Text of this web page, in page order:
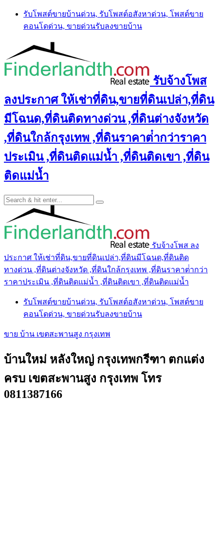
Skip
content
รับโพสต์ขายบ้านด่วน, รับโพสต์อสังหาด่วน, โพสต์ขาย
คอนโดด่วน, ขายด่วนรับลงขายบ้าน
รับจ้างโพส
ลงประกาศ ให้เช่าที่ดิน,ขายที่ดินเปล่า,ที่ดิน
มีโฉนด,ที่ดินติดทางด่วน ,ที่ดินต่างจังหวัด
,ที่ดินใกล้กรุงเทพ ,ที่ดินราคาต่ํากว่าราคา
ประเมิน ,ที่ดินติดแม่น้ำ ,ที่ดินติดเขา ,ที่ดิน
ติดแม่น้ำ
รับจ้างโพส ลง
ประกาศ ให้เช่าที่ดิน,ขายที่ดินเปล่า,ที่ดินมีโฉนด,ที่ดินติด
ทางด่วน ,ที่ดินต่างจังหวัด ,ที่ดินใกล้กรุงเทพ ,ที่ดินราคาต่ํากว่า
ราคาประเมิน ,ที่ดินติดแม่น้ำ ,ที่ดินติดเขา ,ที่ดินติดแม่น้ำ
รับโพสต์ขายบ้านด่วน, รับโพสต์อสังหาด่วน, โพสต์ขาย
คอนโดด่วน, ขายด่วนรับลงขายบ้าน
ขาย บ้าน เขตสะพานสูง กรุงเทพ
บ้านใหม่ หลังใหญ่ กรุงเทพกรีฑา ตกแต่ง
ครบ เขตสะพานสูง กรุงเทพ โทร
0811387166